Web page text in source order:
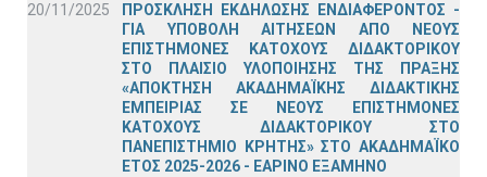
20/11/2025
ΠΡΟΣΚΛΗΣΗ ΕΚΔΗΛΩΣΗΣ ΕΝΔΙΑΦΕΡΟΝΤΟΣ -
ΓΙΑ ΥΠΟΒΟΛΗ ΑΙΤΗΣΕΩΝ ΑΠΟ ΝΕΟΥΣ
ΕΠΙΣΤΗΜΟΝΕΣ ΚΑΤΟΧΟΥΣ ΔΙΔΑΚΤΟΡΙΚΟΥ
ΣΤΟ ΠΛΑΙΣΙΟ ΥΛΟΠΟΙΗΣΗΣ ΤΗΣ ΠΡΑΞΗΣ
«ΑΠΟΚΤΗΣΗ ΑΚΑΔΗΜΑΪΚΗΣ ΔΙΔΑΚΤΙΚΗΣ
ΕΜΠΕΙΡΙΑΣ ΣΕ ΝΕΟΥΣ ΕΠΙΣΤΗΜΟΝΕΣ
ΚΑΤΟΧΟΥΣ ΔΙΔΑΚΤΟΡΙΚΟΥ ΣΤΟ
ΠΑΝΕΠΙΣΤΗΜΙΟ ΚΡΗΤΗΣ» ΣΤΟ ΑΚΑΔΗΜΑΪΚΟ
ΕΤΟΣ 2025-2026 - ΕΑΡΙΝΟ ΕΞΑΜΗΝΟ